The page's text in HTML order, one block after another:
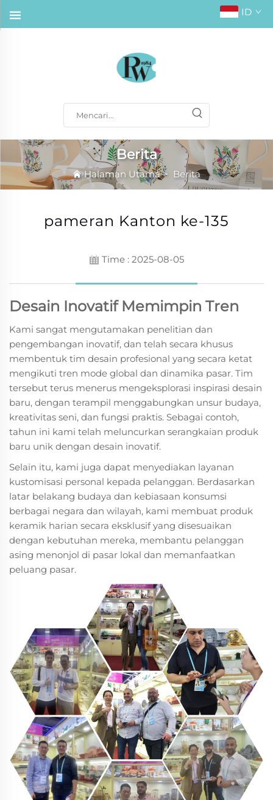
ID
Berita
Halaman Utama> Berita
pameran Kanton ke-135
Time : 2025-08-05
Desain Inovatif Memimpin Tren
Kami sangat mengutamakan penelitian dan
pengembangan inovatif, dan telah secara khusus
membentuk tim desain profesional yang secara ketat
mengikuti tren mode global dan dinamika pasar. Tim
tersebut terus menerus mengeksplorasi inspirasi desain
baru, dengan terampil menggabungkan unsur budaya,
kreativitas seni, dan fungsi praktis. Sebagai contoh,
tahun ini kami telah meluncurkan serangkaian produk
baru unik dengan desain inovatif.
Selain itu, kami juga dapat menyediakan layanan
kustomisasi personal kepada pelanggan. Berdasarkan
latar belakang budaya dan kebiasaan konsumsi
berbagai negara dan wilayah, kami membuat produk
keramik harian secara eksklusif yang disesuaikan
dengan kebutuhan mereka, membantu pelanggan
asing menonjol di pasar lokal dan memanfaatkan
peluang pasar.